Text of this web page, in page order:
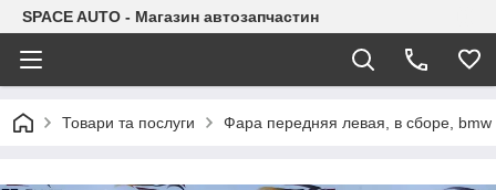
SPACE AUTO - Магазин автозапчастин
Товари та послуги Фара передняя левая, в сборе, bmw